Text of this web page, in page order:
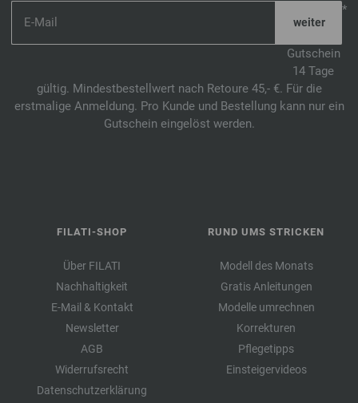
*
Gutschein
14 Tage
gültig. Mindestbestellwert nach Retoure 45,- €. Für die
erstmalige Anmeldung. Pro Kunde und Bestellung kann nur ein
Gutschein eingelöst werden.
FILATI-SHOP
Über FILATI
Nachhaltigkeit
E-Mail & Kontakt
Newsletter
AGB
Widerrufsrecht
Datenschutzerklärung
RUND UMS STRICKEN
Modell des Monats
Gratis Anleitungen
Modelle umrechnen
Korrekturen
Pflegetipps
Einsteigervideos